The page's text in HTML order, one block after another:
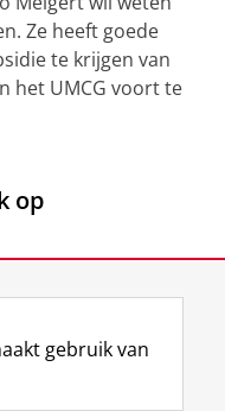
Ze heeft goede
te krijgen van
het UMCG voort te
op
gebruik van